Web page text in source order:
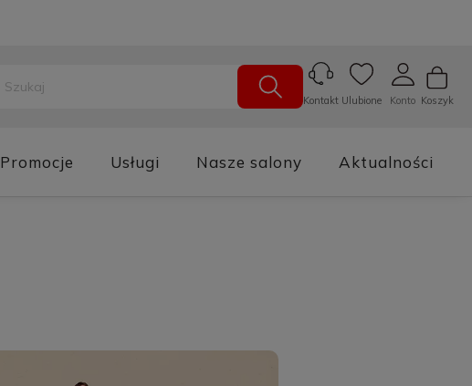
Koszyk
Konto
Ulubione
Kontakt
Promocje Usługi Nasze salony Aktualności